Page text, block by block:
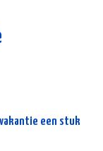
een stuk